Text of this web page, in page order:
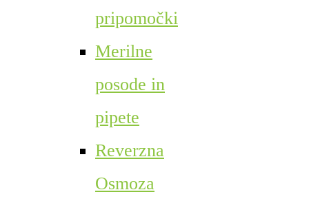
pripomočki
Merilne
posode in
pipete
Reverzna
Osmoza